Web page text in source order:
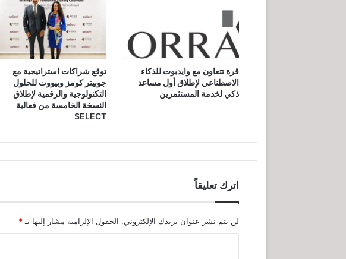
قرة تتعاون مع وايدبوت للذكاء
الاصطناعي لإطلاق أول مساعد
ذكي لخدمة المستثمرين
توقع شراكات استراتيجية مع
جوبيتر كومز وبيووت للحلول
التكنولوجية والرقمية لإطلاق
النسخة الخامسة من فعالية
SELECT
اترك تعليقاً
لن يتم نشر عنوان بريدك الإلكتروني. الحقول الإلزامية مشار إليها بـ*